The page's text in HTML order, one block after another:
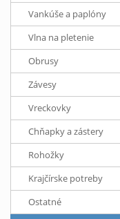
Vankúše a paplóny
Vlna na pletenie
Obrusy
Závesy
Vreckovky
Chňapky a zástery
Rohožky
Krajčírske potreby
Ostatné